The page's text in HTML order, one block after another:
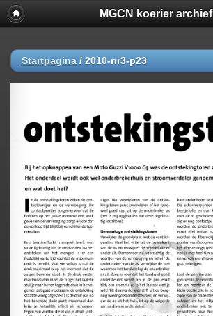
MGCN koerier archief
Startpagina / 2010-nr3-p23